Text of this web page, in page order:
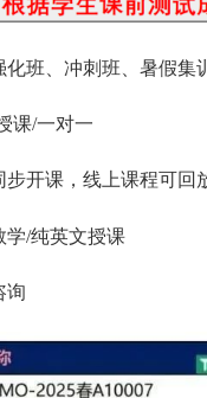
班、冲刺班、暑假集
课/一对一
开课，线上课程可回
/纯英文授课
询